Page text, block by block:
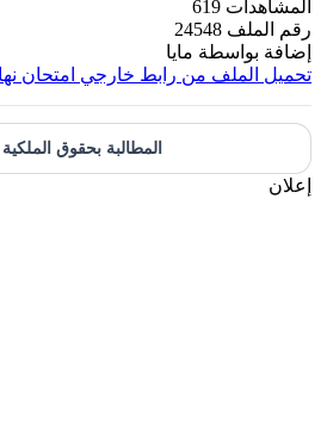
المشاهدات 619
رقم الملف 24548
إضافة بواسطة مايا
تحميل الملف من رابط خارجي
امتحان
المطالبة بحقوق
إعلان